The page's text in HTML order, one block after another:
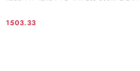
Cena:
1503.33